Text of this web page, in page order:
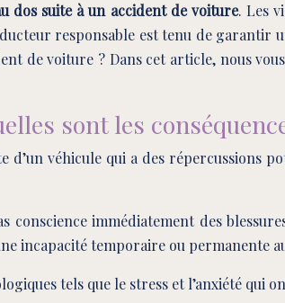
dos suite à un accident de voiture. Les
responsable est tenu de garantir
de voiture ? Dans cet article, nous
sont les
véhicule qui a des répercussions
immédiatement des
incapacité temporaire ou permanente
tels que le stress et l’anxiété qui